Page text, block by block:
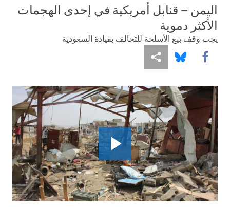
اليمن – قنابل أمريكية في إحدى الهجمات
الأكثر دموية
يجب وقف بيع الأسلحة للتحالف بقيادة السعودية
Share this via Facebook
Share this via Bluesky
Share this via مشاركة